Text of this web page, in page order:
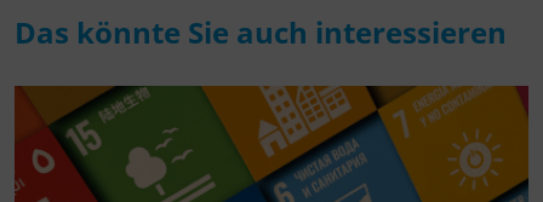
Das könnte Sie auch interessieren